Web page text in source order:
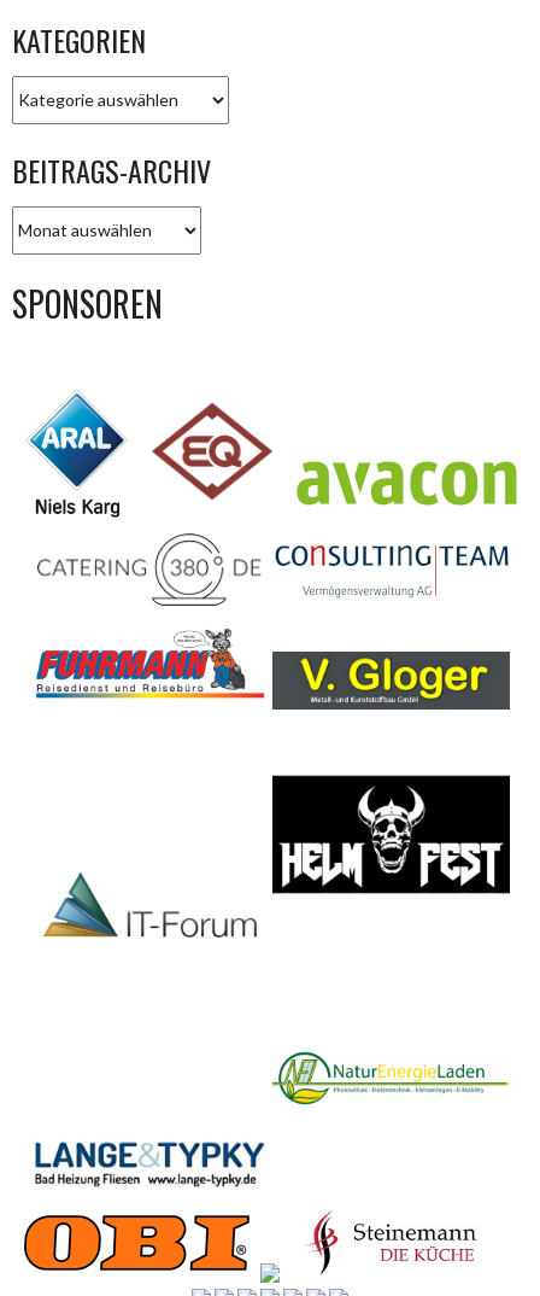
KATEGORIEN
BEITRAGS-ARCHIV
ARCHIV
SPONSOREN